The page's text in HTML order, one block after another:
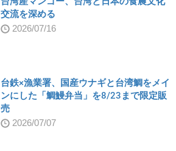
交流を深める
2026/07/16
台鉄×漁業署、国産ウナギと台湾鯛をメイ
ンにした「鯛鰻弁当」を8/23まで限定販
売
2026/07/07